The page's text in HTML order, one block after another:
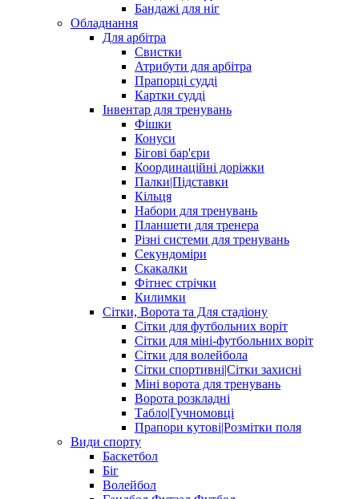
Бандажі для ніг
Обладнання
Для арбітра
Свистки
Атрибути для арбітра
Прапорці судді
Картки судді
Інвентар для тренувань
Фішки
Конуси
Бігові бар'єри
Координаційні доріжки
Палки|Підставки
Кільця
Набори для тренувань
Планшети для тренера
Різні системи для тренувань
Секундоміри
Скакалки
Фітнес стрічки
Килимки
Сітки, Ворота та Для стадіону
Сітки для футбольних воріт
Сітки для міні-футбольних воріт
Сітки для волейбола
Сітки спортивні|Cітки захисні
Міні ворота для тренувань
Ворота розкладні
Табло|Гучномовці
Прапори кутові|Розмітки поля
Види спорту
Баскетбол
Біг
Волейбол